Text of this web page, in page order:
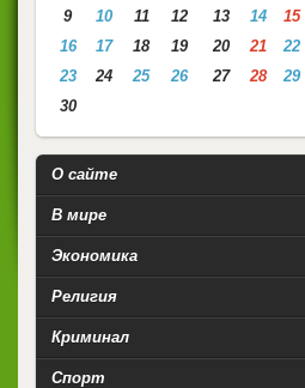
9
10 11 12 13 14
15
16
17 18 19 20 21
22
23
24 25 26 27 28
29
30
О сайте
В мире
Экономика
Религия
Криминал
Спорт